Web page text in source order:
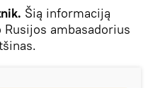
Šią informaciją
ambasadorius